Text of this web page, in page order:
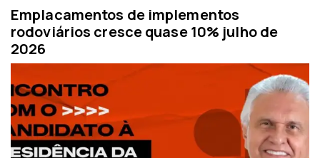
Emplacamentos de implementos
rodoviários cresce quase 10% julho de
2026